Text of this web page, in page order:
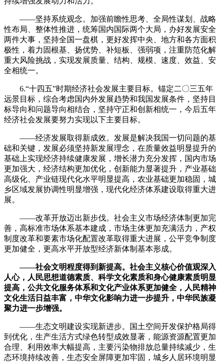
——坚持系统观念。加强前瞻性思考、全局性谋划、战略
性布局、整体性推进，统筹国内国际两个大局，办好发展安全
两件大事，坚持全国一盘棋，更好发挥中央、地方和各方面积
极性，着力固根基、扬优势、补短板、强弱项，注重防范化解
重大风险挑战，实现发展质量、结构、规模、速度、效益、安
全相统一。
6.“十四五”时期经济社会发展主要目标。锚定二〇三五年
远景目标，综合考虑国内外发展趋势和我国发展条件，坚持目
标导向和问题导向相结合，坚持守正和创新相统一，今后五年
经济社会发展要努力实现以下主要目标。
——经济发展取得新成效。发展是解决我国一切问题的基
础和关键，发展必须坚持新发展理念，在质量效益明显提升的
基础上实现经济持续健康发展，增长潜力充分发挥，国内市场
更加强大，经济结构更加优化，创新能力显著提升，产业基础
高级化、产业链现代化水平明显提高，农业基础更加稳固，城
乡区域发展协调性明显增强，现代化经济体系建设取得重大进
展。
——改革开放迈出新步伐。社会主义市场经济体制更加完
善，高标准市场体系基本建成，市场主体更加充满活力，产权
制度改革和要素市场化配置改革取得重大进展，公平竞争制度
更加健全，更高水平开放型经济新体制基本形成。
——社会文明程度得到新提高。社会主义核心价值观深入
人心，人民思想道德素质、科学文化素质和身心健康素质明显
提高，公共文化服务体系和文化产业体系更加健全，人民精神
文化生活日益丰富，中华文化影响力进一步提升，中华民族凝
聚力进一步增强。
——生态文明建设实现新进步。国土空间开发保护格局得
到优化，生产生活方式绿色转型成效显著，能源资源配置更加
合理、利用效率大幅提高，主要污染物排放总量持续减少，生
态环境持续改善，生态安全屏障更加牢固，城乡人居环境明显